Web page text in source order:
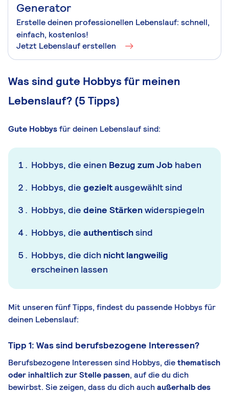
Generator
Erstelle deinen professionellen Lebenslauf: schnell,
einfach, kostenlos!
Jetzt Lebenslauf erstellen
Was sind gute Hobbys für meinen
Lebenslauf? (5 Tipps)
Gute Hobbysfür deinen Lebenslauf sind:
Hobbys, die einen Bezug zum Job haben
Hobbys, die gezieltausgewählt sind
Hobbys, die deine Stärkenwiderspiegeln
Hobbys, die authentischsind
Hobbys, die dich nicht langweilig
erscheinen lassen
Mit unseren fünf Tipps, findest du passende Hobbys für
deinen Lebenslauf:
Tipp 1: Was sind berufsbezogene Interessen?
Berufsbezogene Interessen sind Hobbys, diethematisch
oder inhaltlich zur Stelle passen, auf die du dich
bewirbst. Sie zeigen, dass du dich auchaußerhalb des